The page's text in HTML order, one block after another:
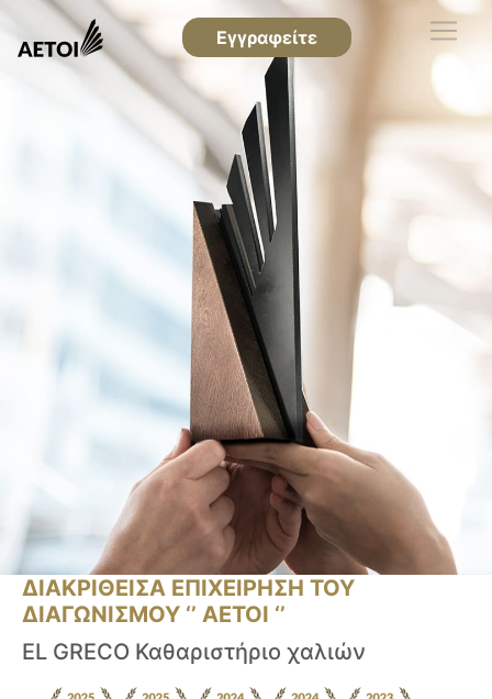
Εγγραφείτε
ΔΙΑΚΡΙΘΕΙΣΑ ΕΠΙΧΕΙΡΗΣΗ ΤΟΥ
ΔΙΑΓΩΝΙΣΜΟΥ ‘’ ΑΕΤΟΙ ‘’
EL GRECO Καθαριστήριo χαλιών